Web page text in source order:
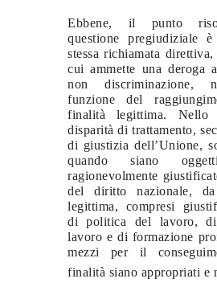
Ebbene, il punto
questione pregiudiziale
stessa richiamata
cui ammette una deroga
non discriminazione,
funzione del
finalità legittima. Nello
disparità di trattamento,
di giustizia dell’Unione,
quando siano
ragionevolmente
del diritto nazionale,
legittima, compresi
di politica del lavoro, di
lavoro e di formazione
mezzi per il
finalità siano appropriati e